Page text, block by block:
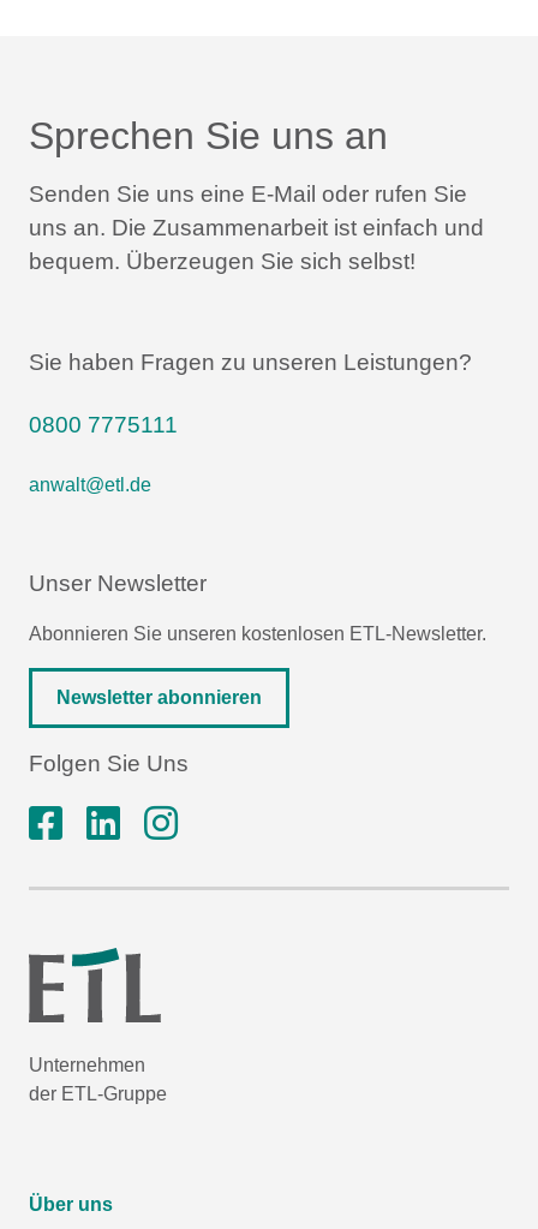
Sprechen Sie uns an
Senden Sie uns eine E-Mail oder rufen Sie
uns an. Die Zusammenarbeit ist einfach und
bequem. Überzeugen Sie sich selbst!
Sie haben Fragen zu unseren Leistungen?
0800 7775111
anwalt@etl.de
Unser Newsletter
Abonnieren Sie unseren kostenlosen ETL-Newsletter.
Newsletter abonnieren
Folgen Sie Uns
Unternehmen
der ETL-Gruppe
Über uns